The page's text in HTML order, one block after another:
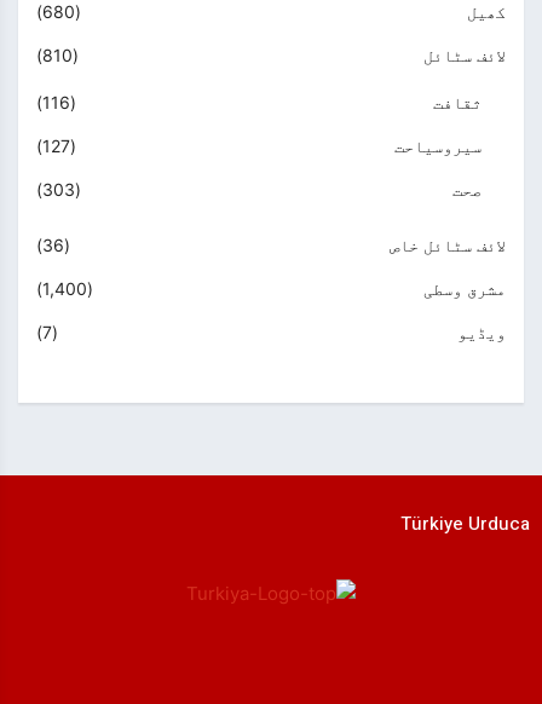
کھیل (680)
لائف سٹائل (810)
ثقافت (116)
سیروسیاحت (127)
صحت (303)
لائف سٹائل خاص (36)
مشرق وسطی (1,400)
ویڈیو (7)
Türkiye Urduca